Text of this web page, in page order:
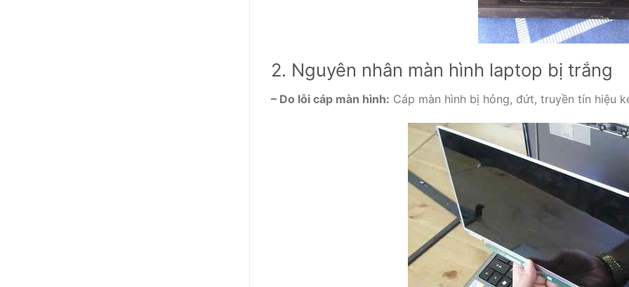
2. Nguyên nhân màn hình laptop bị trắng
– Do lỗi cáp màn hình: Cáp màn hình bị hỏng, đứt, truyền tín hiệu